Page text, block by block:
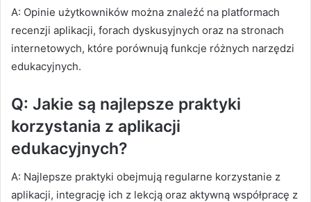
A: Opinie użytkowników można znaleźć na platformach
recenzji aplikacji, forach dyskusyjnych oraz na stronach
internetowych, które porównują funkcje różnych narzędzi
edukacyjnych.
Q: Jakie są najlepsze praktyki
korzystania z aplikacji
edukacyjnych?
A: Najlepsze praktyki obejmują regularne korzystanie z
aplikacji, integrację ich z lekcją oraz aktywną współpracę z